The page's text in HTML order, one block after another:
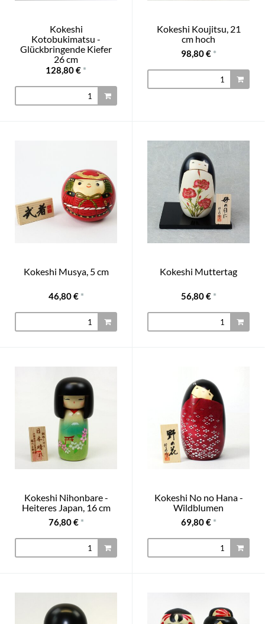
Kokeshi
Kotobukimatsu -
Glückbringende Kiefer
26 cm
128,80 € *
Kokeshi Koujitsu, 21
cm hoch
98,80 € *
Kokeshi Musya, 5 cm
46,80 € *
Kokeshi Muttertag
56,80 € *
Kokeshi Nihonbare -
Heiteres Japan, 16 cm
76,80 € *
Kokeshi No no Hana -
Wildblumen
69,80 € *